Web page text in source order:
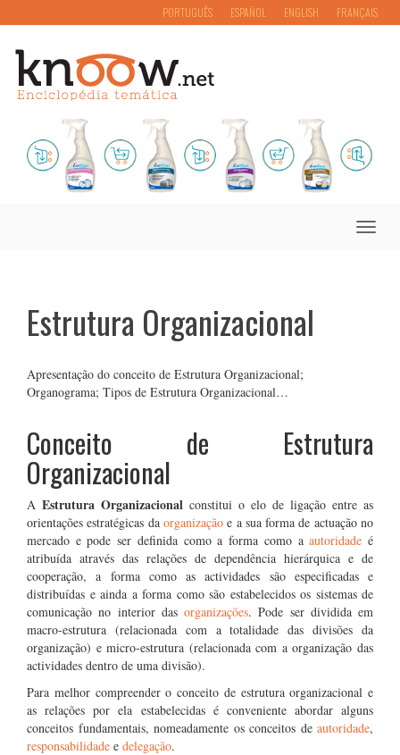
PORTUGUÊS ESPAÑOL ENGLISH FRANÇAIS
Toggle
Estrutura Organizacional
Apresentação do conceito de Estrutura Organizacional;
Organograma; Tipos de Estrutura Organizacional…
Conceito de Estrutura
Organizacional
A Estrutura Organizacional constitui o elo de ligação entre as
orientações estratégicas da organizaçãoe a sua forma de actuação no
mercado e pode ser definida como a forma como aautoridade é
atribuída através das relações de dependência hierárquica e de
cooperação, a forma como as actividades são especificadas e
distribuídas e ainda a forma como são estabelecidos os sistemas de
comunicação no interior das organizações. Pode ser dividida em
macro-estrutura (relacionada com a totalidade das divisões da
organização) e micro-estrutura (relacionada com a organização das
actividades dentro de uma divisão).
Para melhor compreender o conceito de estrutura organizacional e
as relações por ela estabelecidas é conveniente abordar alguns
conceitos fundamentais, nomeadamente os conceitos de autoridade,
responsabilidade e delegação.